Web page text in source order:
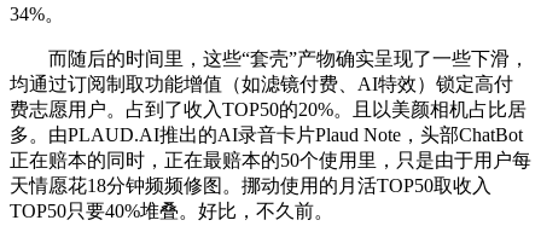
34%。
而随后的时间里，这些“套壳”产物确实呈现了一些下滑，
均通过订阅制取功能增值（如滤镜付费、AI特效）锁定高付
费志愿用户。占到了收入TOP50的20%。且以美颜相机占比居
多。由PLAUD.AI推出的AI录音卡片Plaud Note，头部ChatBot
正在赔本的同时，正在最赔本的50个使用里，只是由于用户每
天情愿花18分钟频频修图。挪动使用的月活TOP50取收入
TOP50只要40%堆叠。好比，不久前。